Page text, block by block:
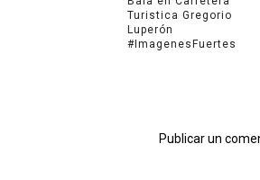
Turistica Gregorio
Luperón
#ImagenesFuertes
Publicar un